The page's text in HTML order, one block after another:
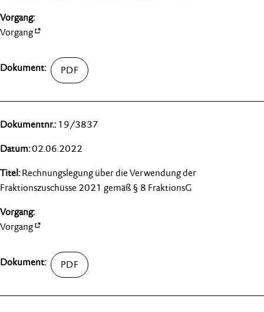
Vorgang
19/3837
02.06.2022
Rechnungslegung über die Verwendung der
Fraktionszuschüsse 2021 gemäß § 8 FraktionsG
Vorgang